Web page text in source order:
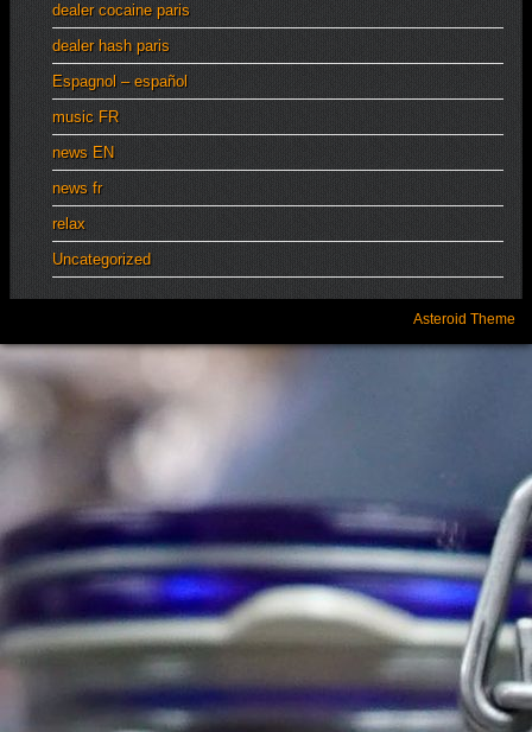
dealer cocaine paris
dealer hash paris
Espagnol – español
music FR
news EN
news fr
relax
Uncategorized
Asteroid Theme